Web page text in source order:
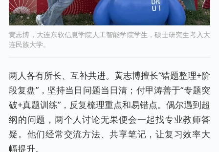
黄志博，大连东软信息学院人工智能学院学生，硕士研究生考入大
连民族大学。
两人各有所长、互补共进。黄志博擅长“错题整理+阶
段复盘”，坚持当日问题当日清；付甲涛善于“专题突
破+真题训练”，反复梳理重点和易错点。偶尔遇到超
纲的问题，两个人讨论无果便会一起找专业教师答
疑。他们经常交流方法、共享笔记，让复习效率大
幅提升。